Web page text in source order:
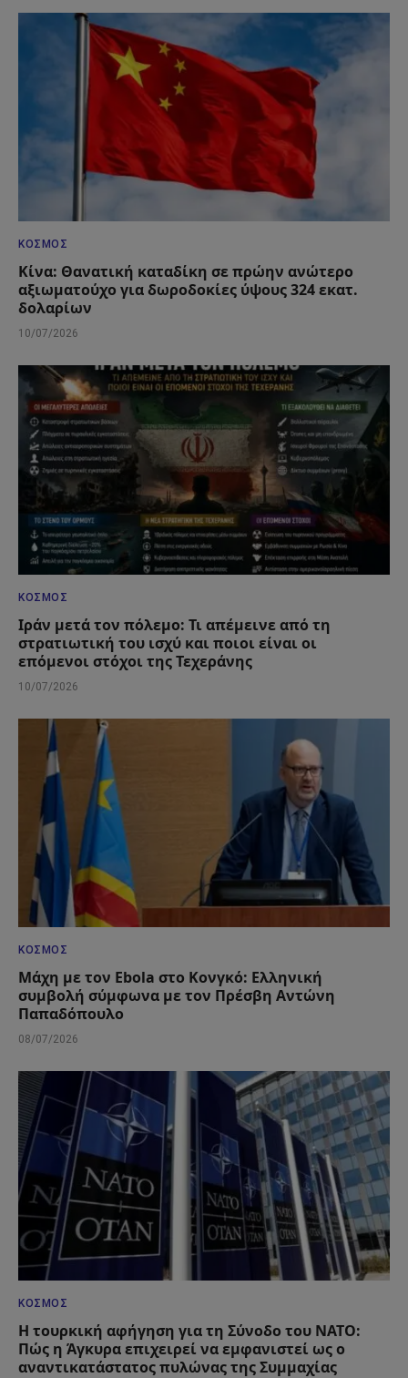
ΚΌΣΜΟΣ
Κίνα: Θανατική καταδίκη σε πρώην ανώτερο
αξιωματούχο για δωροδοκίες ύψους 324 εκατ.
δολαρίων
10/07/2026
ΚΌΣΜΟΣ
Ιράν μετά τον πόλεμο: Τι απέμεινε από τη
στρατιωτική του ισχύ και ποιοι είναι οι
επόμενοι στόχοι της Τεχεράνης
10/07/2026
ΚΌΣΜΟΣ
Μάχη με τον Ebola στο Κονγκό: Ελληνική
συμβολή σύμφωνα με τον Πρέσβη Αντώνη
Παπαδόπουλο
08/07/2026
ΚΌΣΜΟΣ
Η τουρκική αφήγηση για τη Σύνοδο του ΝΑΤΟ:
Πώς η Άγκυρα επιχειρεί να εμφανιστεί ως ο
αναντικατάστατος πυλώνας της Συμμαχίας